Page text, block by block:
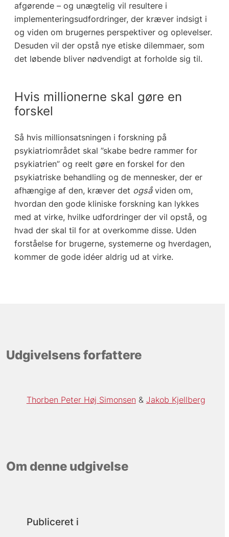
afgørende – og unægtelig vil resultere i
implementeringsudfordringer, der kræver indsigt i
og viden om brugernes perspektiver og oplevelser.
Desuden vil der opstå nye etiske dilemmaer, som
det løbende bliver nødvendigt at forholde sig til.
Hvis millionerne skal gøre en
forskel
Så hvis millionsatsningen i forskning på
psykiatriområdet skal ”skabe bedre rammer for
psykiatrien” og reelt gøre en forskel for den
psykiatriske behandling og de mennesker, der er
afhængige af den, kræver det også viden om,
hvordan den gode kliniske forskning kan lykkes
med at virke, hvilke udfordringer der vil opstå, og
hvad der skal til for at overkomme disse. Uden
forståelse for brugerne, systemerne og hverdagen,
kommer de gode idéer aldrig ud at virke.
Udgivelsens forfattere
Thorben Peter Høj Simonsen Jakob Kjellberg
Om denne udgivelse
Publiceret i